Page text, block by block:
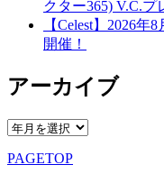
クター365) V.C.
【Celest】2026年
開催！
アーカイブ
PAGETOP